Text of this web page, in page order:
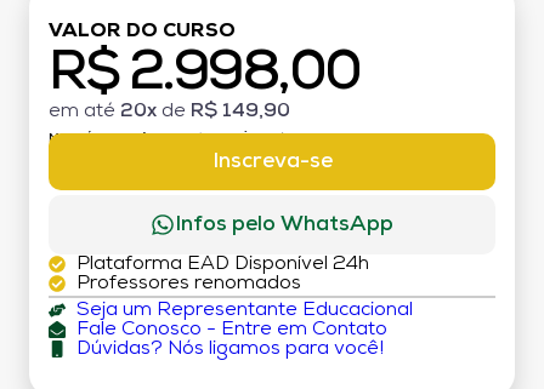
VALOR DO CURSO
R$ 2.998,00
em até 20x de R$ 149,90
MATRÍCULA:
Inscreva-se
Infos pelo WhatsApp
Plataforma EAD Disponível 24h
Professores renomados
Seja um Representante Educacional
Fale Conosco - Entre em Contato
Dúvidas? Nós ligamos para você!